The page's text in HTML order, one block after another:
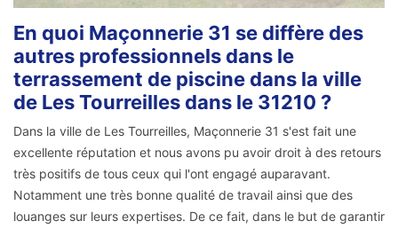
En quoi Maçonnerie 31 se diffère des
autres professionnels dans le
terrassement de piscine dans la ville
de Les Tourreilles dans le 31210 ?
Dans la ville de Les Tourreilles, Maçonnerie 31 s'est fait une
excellente réputation et nous avons pu avoir droit à des retours
très positifs de tous ceux qui l'ont engagé auparavant.
Notamment une très bonne qualité de travail ainsi que des
louanges sur leurs expertises. De ce fait, dans le but de garantir